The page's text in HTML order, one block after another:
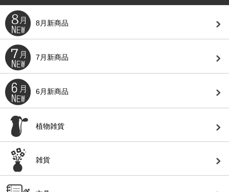
8月新商品
7月新商品
6月新商品
植物雑貨
雑貨